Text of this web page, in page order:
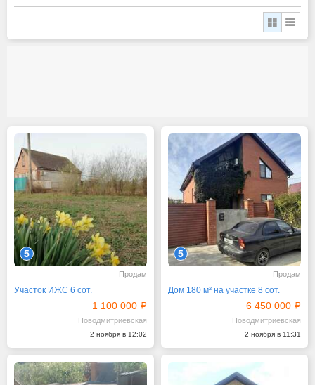
5
Продам
Участок ИЖС 6 сот.
1 100 000
Новодмитриевская
2 ноября в 12:02
5
Продам
Дом 180 м² на участке 8 сот.
6 450 000
Новодмитриевская
2 ноября в 11:31